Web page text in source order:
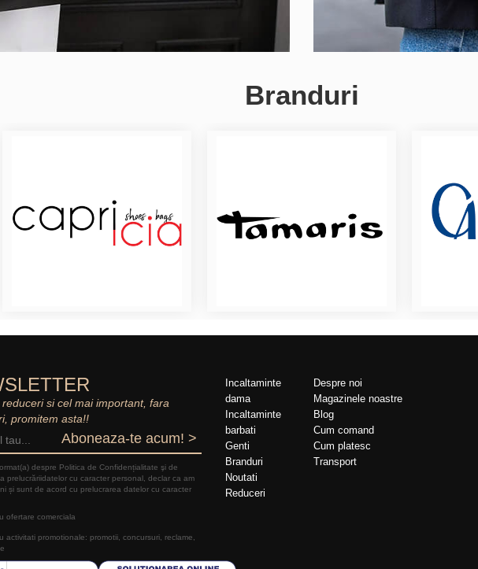
Branduri
si cel mai important, fara
promitem asta!!
Aboneaza-te acum! >
despre Politica de Confidențialitate şi de
prelucrăriidatelor cu caracter personal, declar ca am
și sunt de acord cu prelucrarea datelor cu caracter
ofertare comerciala
activitati promotionale: promotii, concursuri, reclame,
Incaltaminte
dama
Incaltaminte
barbati
Genti
Branduri
Noutati
Reduceri
Despre noi
Magazinele noastre
Blog
Cum comand
Cum platesc
Transport